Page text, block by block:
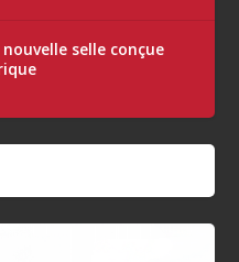
selle conçue